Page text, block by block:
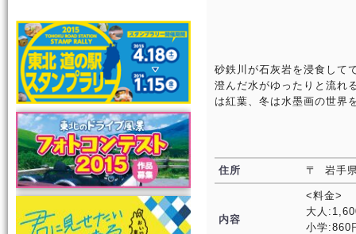
砂鉄川が石灰岩を浸食して
澄んだ水がゆったりと流れ
は紅葉、冬は水墨画の世界
住所 〒 岩手
内容
<料金>
大人
小学:860